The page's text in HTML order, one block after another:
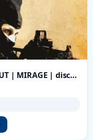
[RU] PUZO HVH | ONLY SCOUT | MIRAGE | discord.gg/puzohvh